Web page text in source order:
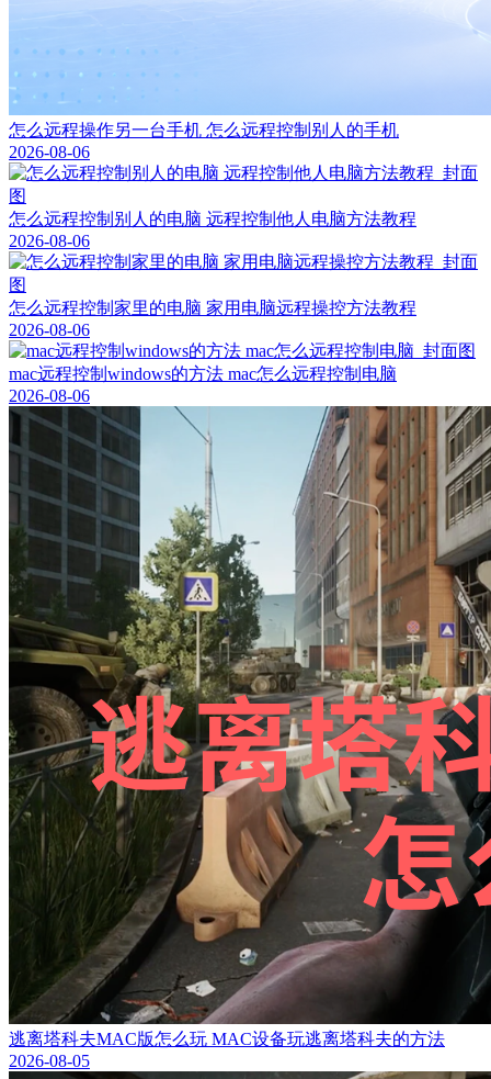
怎么远程操作另一台手机 怎么远程控制别人的手机
2026-08-06
怎么远程控制别人的电脑 远程控制他人电脑方法教程
2026-08-06
怎么远程控制家里的电脑 家用电脑远程操控方法教程
2026-08-06
mac远程控制windows的方法 mac怎么远程控制电脑
2026-08-06
逃离塔科夫MAC版怎么玩 MAC设备玩逃离塔科夫的方法
2026-08-05